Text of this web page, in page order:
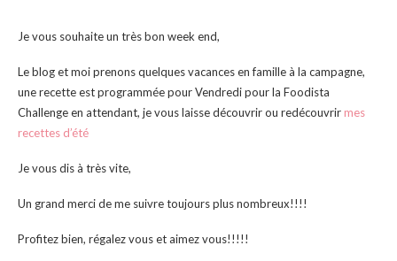
Je vous souhaite un très bon week end,
Le blog et moi prenons quelques vacances en famille à la campagne,
une recette est programmée pour Vendredi pour la Foodista
Challenge en attendant, je vous laisse découvrir ou redécouvrir mes
recettes d’été
Je vous dis à très vite,
Un grand merci de me suivre toujours plus nombreux!!!!
Profitez bien, régalez vous et aimez vous!!!!!